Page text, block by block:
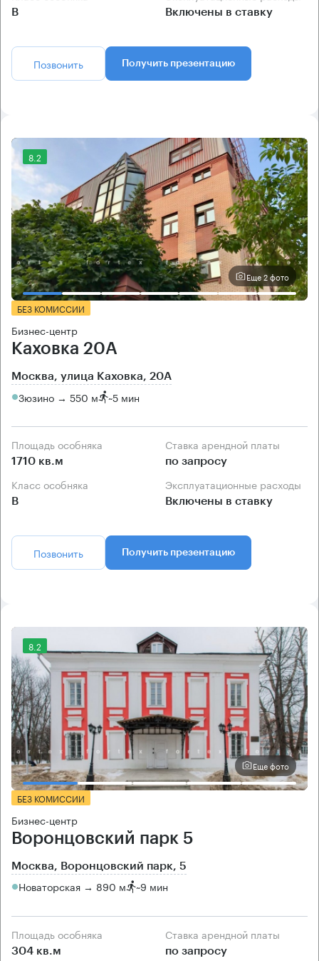
B Включены в ставку
Позвонить Получить презентацию
8.2
Еще 2 фото
БЕЗ КОМИССИИ
Бизнес-центр
Каховка 20А
Москва, улица Каховка, 20А
Зюзино → 550 м ~5 мин
Площадь особняка
1710 кв.м
Ставка арендной платы
по запросу
Класс особняка
B
Эксплуатационные расходы
Включены в ставку
Позвонить Получить презентацию
8.2
Еще фото
БЕЗ КОМИССИИ
Бизнес-центр
Воронцовский парк 5
Москва, Воронцовский парк, 5
Новаторская → 890 м ~9 мин
Площадь особняка
304 кв.м
Ставка арендной платы
по запросу